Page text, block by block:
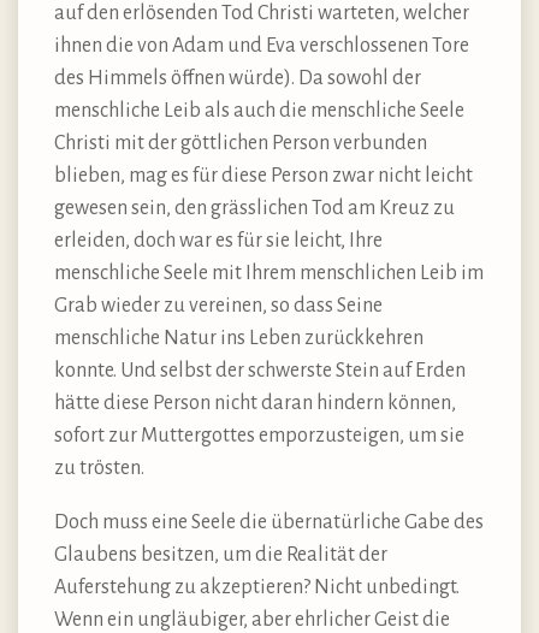
auf den erlösenden Tod Christi warteten, welcher
ihnen die von Adam und Eva verschlossenen Tore
des Himmels öffnen würde). Da sowohl der
menschliche Leib als auch die menschliche Seele
Christi mit der göttlichen Person verbunden
blieben, mag es für diese Person zwar nicht leicht
gewesen sein, den grässlichen Tod am Kreuz zu
erleiden, doch war es für sie leicht, Ihre
menschliche Seele mit Ihrem menschlichen Leib im
Grab wieder zu vereinen, so dass Seine
menschliche Natur ins Leben zurückkehren
konnte. Und selbst der schwerste Stein auf Erden
hätte diese Person nicht daran hindern können,
sofort zur Muttergottes emporzusteigen, um sie
zu trösten.
Doch muss eine Seele die übernatürliche Gabe des
Glaubens besitzen, um die Realität der
Auferstehung zu akzeptieren? Nicht unbedingt.
Wenn ein ungläubiger, aber ehrlicher Geist die